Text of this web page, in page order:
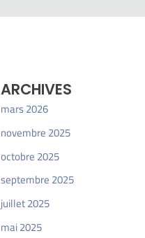
ARCHIVES
mars 2026
novembre 2025
octobre 2025
septembre 2025
juillet 2025
mai 2025